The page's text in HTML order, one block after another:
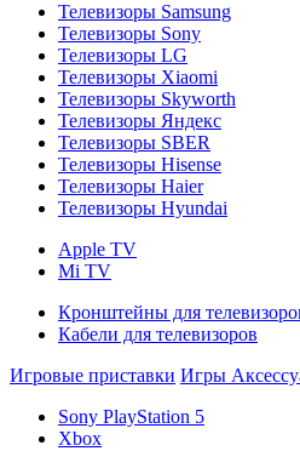
Телевизоры Samsung
Телевизоры Sony
Телевизоры LG
Телевизоры Xiaomi
Телевизоры Skyworth
Телевизоры Яндекс
Телевизоры SBER
Телевизоры Hisense
Телевизоры Haier
Телевизоры Hyundai
Apple TV
Mi TV
Кронштейны для
Кабели для телевизоров
Игровые приставки Игры
Sony PlayStation 5
Xbox